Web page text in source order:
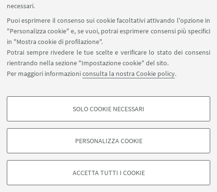
necessari.
Puoi esprimere il consenso sui cookie facoltativi attivando l'opzione in
"Personalizza cookie" e, se vuoi, potrai esprimere consensi più specifici
in "Mostra cookie di profilazione".
Potrai sempre rivedere le tue scelte e verificare lo stato dei consensi
rientrando nella sezione "Impostazione cookie" del sito.
Per maggiori informazioniconsulta la nostra Cookie policy.
COOKIE DI PROFILAZIONE - FACOLTATIVI
degli utenti, creare profili in base al loro comportamento sul sito, per analisi
di marketing.
Google/Youtube Video
SOLO COOKIE NECESSARI
PERSONALIZZA COOKIE
ACCETTA TUTTI I COOKIE
SEGUI UNIBO SU:
APP:
©Copyright 2026 - ALMA MATER STUDIORUM - Università di
Bologna - Via Zamboni, 33 - 40126 Bologna - PI: 01131710376 - CF:
80007010376
Privacy
Note legali
Informazioni sul sito e accessibilità
Impostazioni Cookie